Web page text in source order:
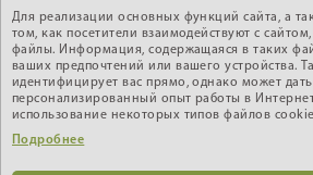
Контакты
+375 (29) 610-44-
Интернет - магазин
Для реализации основных функций сайта, а
том, как посетители взаимодействуют с
файлы. Информация, содержащаяся в таких
ваших предпочтений или вашего устройства.
идентифицирует вас прямо, однако может
персонализированный опыт работы в
использование некоторых типов файлов
Подробнее